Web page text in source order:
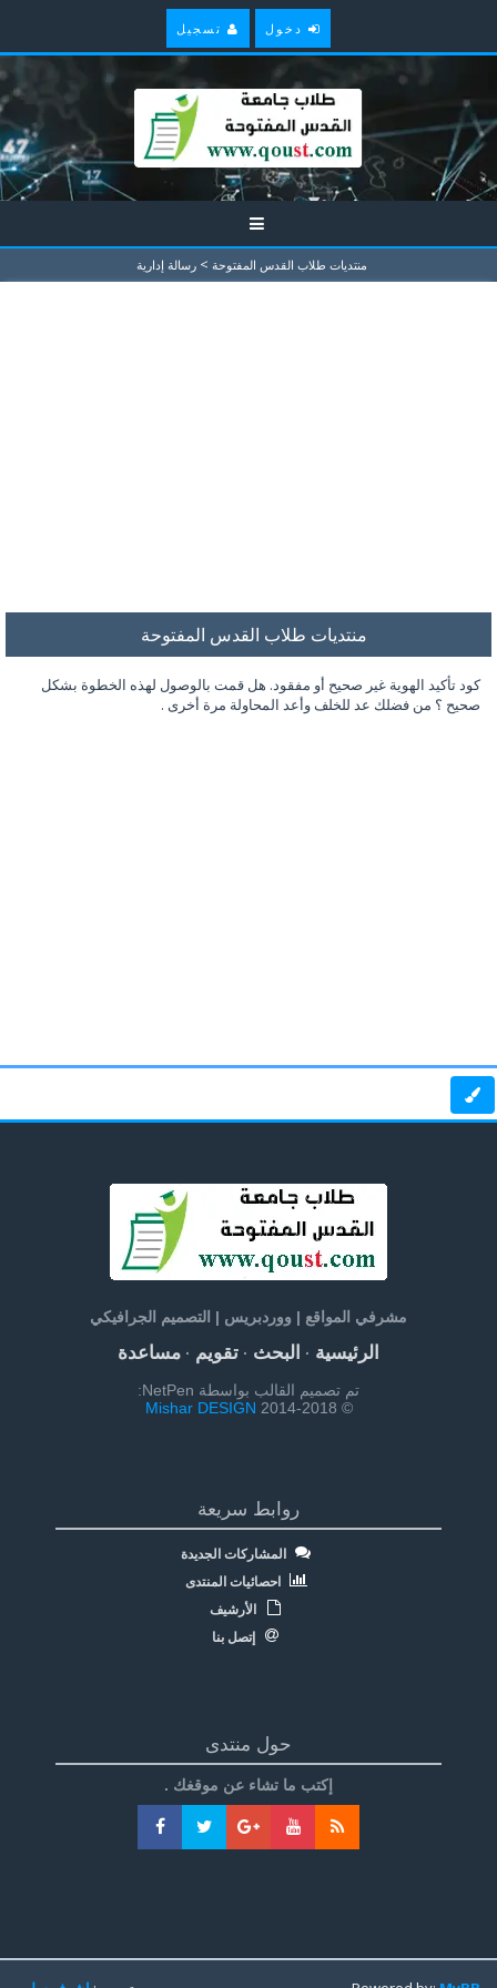
دخول تسجيل
منتديات طلاب القدس المفتوحة > رسالة إدارية
منتديات طلاب القدس المفتوحة
كود تأكيد الهوية غير صحيح أو مفقود. هل قمت بالوصول لهذه الخطوة بشكل
صحيح ؟ من فضلك عد للخلف وأعد المحاولة مرة أخرى .
مشرفي المواقع | ووردبريس | التصميم الجرافيكي
الرئيسية· البحث· تقويم· مساعدة
تم تصميم القالب بواسطة NetPen:
© 2014-2018
Mishar DESIGN
روابط سريعة
المشاركات الجديدة
احصائيات المنتدى
الأرشيف
إتصل بنا
حول منتدى
إكتب ما تشاء عن موقغك .